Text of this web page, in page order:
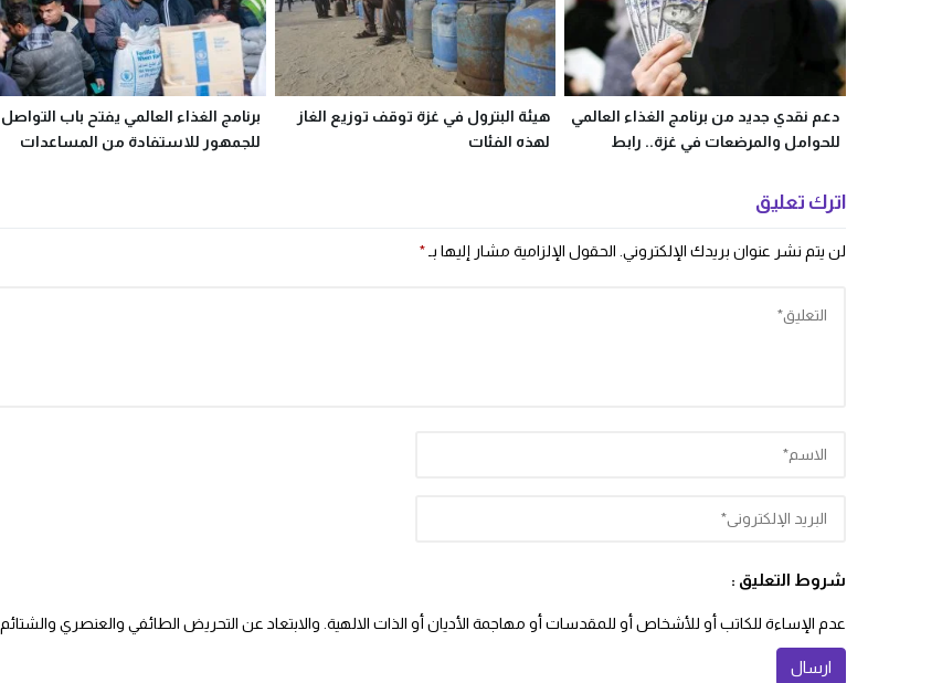
دعم نقدي جديد من برنامج الغذاء العالمي
للحوامل والمرضعات في غزة.. رابط
هيئة البترول في غزة توقف توزيع الغاز
لهذه الفئات
برنامج الغذاء العالمي يفتح باب التواصل
للجمهور للاستفادة من المساعدات
اترك تعليق
لن يتم نشر عنوان بريدك الإلكتروني. الحقول الإلزامية مشار إليها بـ *
شروط التعليق :
عدم الإساءة للكاتب أو للأشخاص أو للمقدسات أو مهاجمة الأديان أو الذات الالهية. والابتعاد عن التحريض الطائفي والعنصري والشتائم.